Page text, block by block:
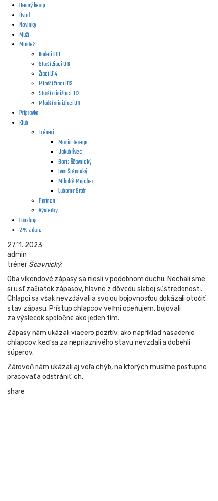
Denný kemp
Úvod
Novinky
Muži
Mládež
Kadeti U18
Starší žiaci U16
Žiaci U14
Mladší žiaci U13
Starší minižiaci U12
Mladší minižiaci U11
Prípravka
Klub
Tréneri
Martin Herega
Jakub Švec
Boris Ščavnický
Ivan Šušanský
Mikuláš Majcher
Lubomír Sitár
Partneri
Výsledky
Fanshop
2 % z dane
27.11. 2023
admin
tréner Ščavnický:
Oba víkendové zápasy sa niesli v podobnom duchu. Nechali sme
si ujsť začiatok zápasov, hlavne z dôvodu slabej sústredenosti.
Chlapci sa však nevzdávali a svojou bojovnosťou dokázali otočiť
stav zápasu. Prístup chlapcov veľmi oceňujem, bojovali
za výsledok spoločne ako jeden tím.
Zápasy nám ukázali viacero pozitív, ako napríklad nasadenie
chlapcov, keď sa za nepriaznivého stavu nevzdali a dobehli
súperov.
Zároveň nám ukázali aj veľa chýb, na ktorých musíme postupne
pracovať a odstrániť ich.
share